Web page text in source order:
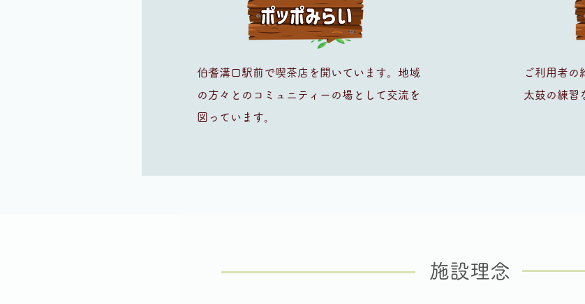
伯耆溝口駅前で喫茶店を開いています。地域
の方々とのコミュニティーの場として交流を
図っています。
ご利用者の
太鼓の練習
施設理念